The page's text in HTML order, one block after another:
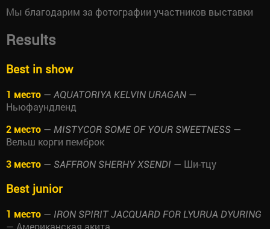
Мы благодарим за фотографии участников выставки
Results
Best in show
1 место — AQUATORIYA KELVIN URAGAN —
Ньюфаундленд
2 место — MISTYCOR SOME OF YOUR SWEETNESS —
Вельш корги пемброк
3 место — SAFFRON SHERHY XSENDI — Ши-тцу
Best junior
1 место — IRON SPIRIT JACQUARD FOR LYURUA DYURING
— Американская акита